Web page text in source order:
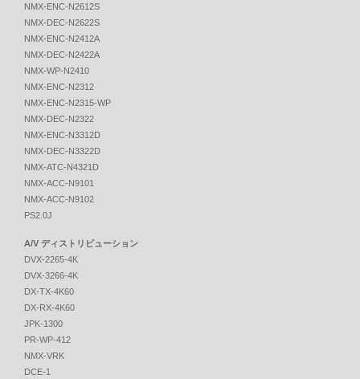
NMX-ENC-N2612S
NMX-DEC-N2622S
NMX-ENC-N2412A
NMX-DEC-N2422A
NMX-WP-N2410
NMX-ENC-N2312
NMX-ENC-N2315-WP
NMX-DEC-N2322
NMX-ENC-N3312D
NMX-DEC-N3322D
NMX-ATC-N4321D
NMX-ACC-N9101
NMX-ACC-N9102
PS2.0J
A/V ディストリビューション
DVX-2265-4K
DVX-3266-4K
DX-TX-4K60
DX-RX-4K60
JPK-1300
PR-WP-412
NMX-VRK
DCE-1